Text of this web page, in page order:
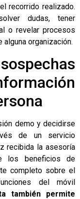
recorrido realizado.
dudas, tener
o revelar procesos
organización.
demo y decidirse
de un servicio
recibida la asesoría
los beneficios de
completo sobre el
del móvil
también permite